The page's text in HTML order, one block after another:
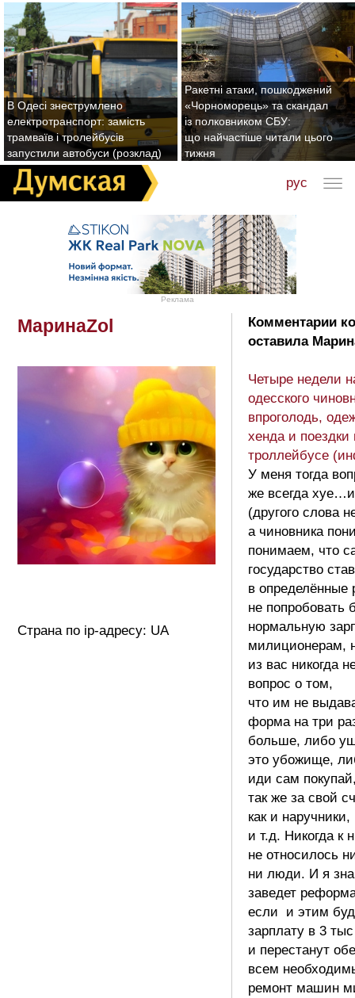
В Одесі знеструмлено
електротранспорт: замість
трамваїв і тролейбусів
запустили автобуси (розклад)
Ракетні атаки, пошкоджений
«Чорноморець» та скандал
із полковником СБУ:
що найчастіше читали цього
тижня
рус
Реклама
МаринаZol
Страна по ip-адресу: UA
Комментарии
оставила
Четыре недели
одесского
впроголодь,
хенда и поездки
троллейбусе
У меня тогда
же всегда
(другого слова
а чиновника
понимаем, что
государство
в определённые
не попробовать
нормальную
милиционерам,
из вас никогда
вопрос о том,
что им не
форма на три
больше, либо
это убожище,
иди сам
так же за свой
как и
и т.д. Никогда к
не относилось
ни люди. И я
заведет
если и этим
зарплату в 3
и перестанут
всем
ремонт машин